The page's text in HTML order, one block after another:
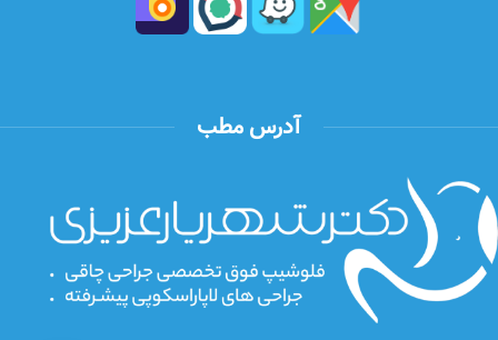
آدرس مطب